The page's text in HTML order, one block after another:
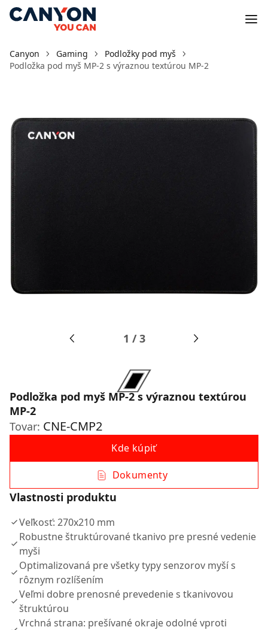
Canyon Gaming
Podložky pod myš
Podložka pod myš MP-2 s výraznou textúrou MP-2
1 /3
Podložka pod myš MP-2 s výraznou textúrou
MP-2
Tovar: CNE-CMP2
Kde kúpiť
Dokumenty
Vlastnosti produktu
Veľkosť: 270x210 mm
Robustne štruktúrované tkanivo pre presné vedenie
myši
Optimalizovaná pre všetky typy senzorov myší s
rôznym rozlíšením
Veľmi dobre prenosné prevedenie s tkanivovou
štruktúrou
Vrchná strana: prešívané okraje odolné vproti